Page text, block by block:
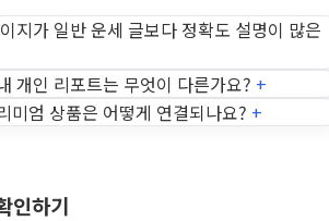
지가 일반 운세 글보다 정확도 설명이 많은
개인 리포트는 무엇이 다른가요? +
미엄 상품은 어떻게 연결되나요? +
인하기